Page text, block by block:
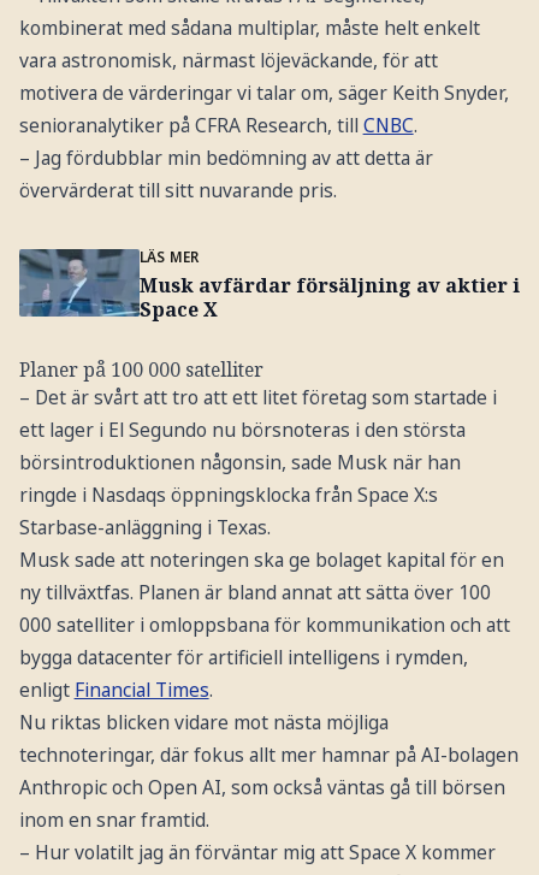
kombinerat med sådana multiplar, måste helt enkelt
vara astronomisk, närmast löjeväckande, för att
motivera de värderingar vi talar om, säger Keith Snyder,
senioranalytiker på CFRA Research, till CNBC.
– Jag fördubblar min bedömning av att detta är
övervärderat till sitt nuvarande pris.
LÄS MER
Musk avfärdar försäljning av aktier i
Space X
Planer på 100 000 satelliter
– Det är svårt att tro att ett litet företag som startade i
ett lager i El Segundo nu börsnoteras i den största
börsintroduktionen någonsin, sade Musk när han
ringde i Nasdaqs öppningsklocka från Space X:s
Starbase-anläggning i Texas.
Musk sade att noteringen ska ge bolaget kapital för en
ny tillväxtfas. Planen är bland annat att sätta över 100
000 satelliter i omloppsbana för kommunikation och att
bygga datacenter för artificiell intelligens i rymden,
enligt Financial Times.
Nu riktas blicken vidare mot nästa möjliga
technoteringar, där fokus allt mer hamnar på AI-bolagen
Anthropic och Open AI, som också väntas gå till börsen
inom en snar framtid.
– Hur volatilt jag än förväntar mig att Space X kommer